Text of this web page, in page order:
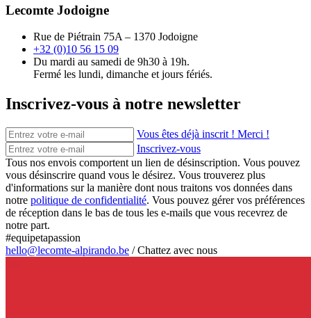
Lecomte Jodoigne
Rue de Piétrain 75A – 1370 Jodoigne
+32 (0)10 56 15 09
Du mardi au samedi de 9h30 à 19h.
Fermé les lundi, dimanche et jours fériés.
Inscrivez-vous à notre newsletter
Vous êtes déjà inscrit ! Merci !
Inscrivez-vous
Tous nos envois comportent un lien de désinscription. Vous pouvez
vous désinscrire quand vous le désirez. Vous trouverez plus
d'informations sur la manière dont nous traitons vos données dans
notre politique de confidentialité. Vous pouvez gérer vos préférences
de réception dans le bas de tous les e-mails que vous recevrez de
notre part.
#equipetapassion
hello@lecomte-alpirando.be /Chattez avec nous